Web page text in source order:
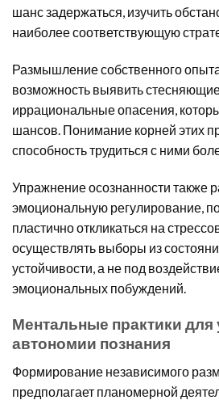
шанс задержаться, изучить
наиболее соответствующую
Размышление собственного
возможность выявить
иррациональные опасения,
шансов. Понимание корней этих
способность трудиться с ними
Упражнение осознанности также
эмоциональную регулирование,
пластично откликаться на
осуществлять выборы из
устойчивости, а не под
эмоциональных побуждений.
Ментальные практики для
автономии познания
Формирование независимого
предполагает планомерной